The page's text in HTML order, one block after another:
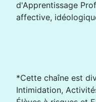
d'Apprentissage
affective,
*Cette chaîne est
Intimidation,